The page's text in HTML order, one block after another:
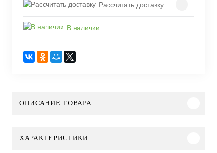
Рассчитать доставку
В наличии
ОПИСАНИЕ ТОВАРА
ХАРАКТЕРИСТИКИ